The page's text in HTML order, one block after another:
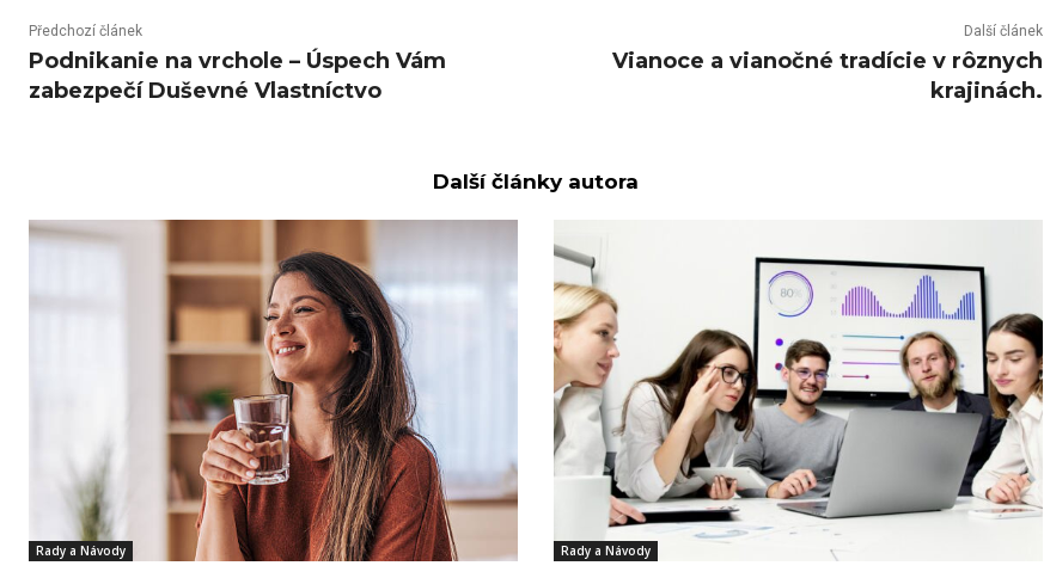
Předchozí článek
Podnikanie na vrchole – Úspech Vám
zabezpečí Duševné Vlastníctvo
Další článek
Vianoce a vianočné tradície v rôznych
krajinách.
Další články autora
Rady a Návody Rady a Návody